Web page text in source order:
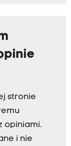
stronie
opiniami.
i nie